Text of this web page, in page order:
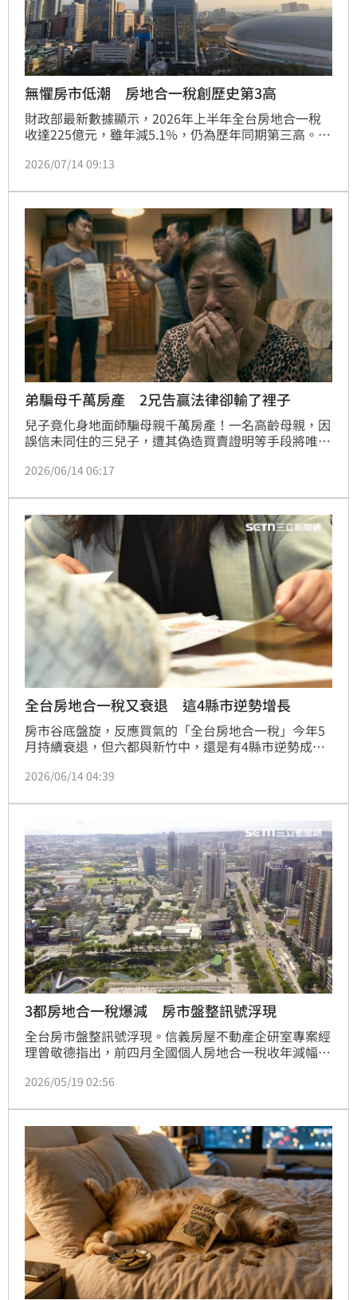
無懼房市低潮 房地合一稅創歷史第3高
財政部最新數據顯示，2026年上半年全台房地合一稅
收達225億元，雖年減5.1%，仍為歷年同期第三高。市
台北市以17.9%增幅居冠，新北市蟬聯稅收王，而桃
區效應與高房價外溢，宜蘭、苗栗、雲林及嘉義成為房
市黑馬。住商不動產執行總監徐佳馨表示，房市已告別
齊漲時代，未來資產增值將回歸地段、交通與實質建設
等基本面。專家建議，現階段應避開投資炒作區域，鎖
定具就業支撐力道的生活圈，並在議價空間擴大時審慎
評估財務能力，理性佈局房地產市場。
2026/07/14 09:13
弟騙母千萬房產 2兄告贏法律卻輸了裡子
兒子竟化身地面師騙母親千萬房產！一名高齡母親，因
誤信未同住的三兒子，遭其偽造買賣證明等手段將唯一
效，母親與哥哥們勝訴，不過，正業地政士事務所所長
子，因為產權恢復原狀後，不動產取得日期出現變更，
未來繼承人出售房屋時，將被迫適用房地合一稅新制，
面臨鉅額稅賦。（陳韋帆）
2026/06/14 06:17
全台房地合一稅又衰退 這4縣市逆勢增長
房市谷底盤旋，反應買氣的「全台房地合一稅」今年5
月持續衰退，但六都與新竹中，還是有4縣市逆勢成
究室公關襄理賴志昶表示，房地合一稅象徵屋主交易後
流」買氣跌至谷底，稅收也明顯減少。（陳韋帆）
2026/06/14 04:39
3都房地合一稅爆減 房市盤整訊號浮現
全台房市盤整訊號浮現。信義房屋不動產企研室專案經
理曾敬德指出，前四月全國個人房地合一稅收年減幅已
相對穩健，稅收呈現逆勢成長。他認為，稅收降溫背後
而言可能更為健康。（陳韋帆）
2026/05/19 02:56